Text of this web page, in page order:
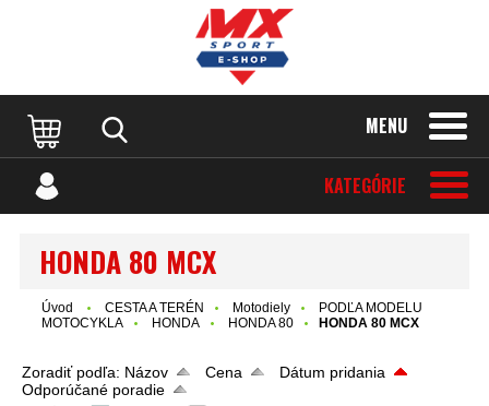
MENU
KATEGÓRIE
HONDA 80 MCX
Úvod CESTA A TERÉN Motodiely
PODĽA MODELU
MOTOCYKLA
HONDA HONDA 80 HONDA 80 MCX
Zoradiť podľa: Názov Cena
Dátum pridania
Odporúčané poradie